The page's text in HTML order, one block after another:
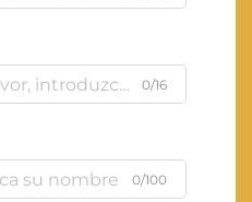
0/16
0/100